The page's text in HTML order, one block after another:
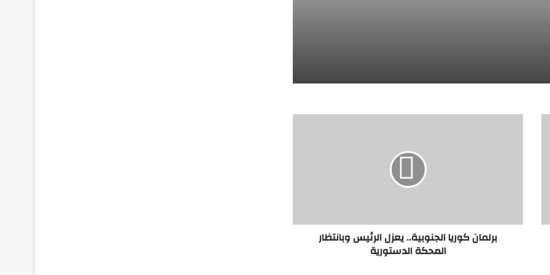
المغربي يستقبل سفير العراق بالمغرب
برلمان كوريا الجنوبية.. يعزل الرئيس وبانتظار
المحكة الدستورية